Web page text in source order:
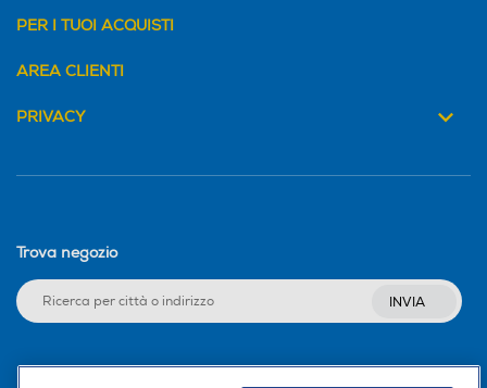
PER I TUOI ACQUISTI
AREA CLIENTI
PRIVACY
Trova negozio
INVIA